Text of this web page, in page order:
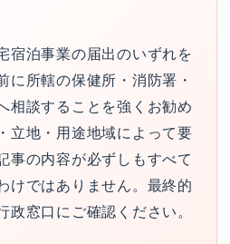
宿泊事業の届出のいずれを
に所轄の保健所・消防署・
相談することを強くお勧め
立地・用途地域によって要
事の内容が必ずしもすべて
けではありません。最終的
政窓口にご確認ください。